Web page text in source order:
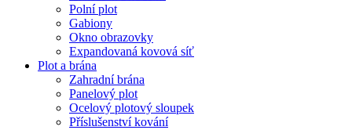
Polní plot
Gabiony
Okno obrazovky
Expandovaná kovová síť
Plot a brána
Zahradní brána
Panelový plot
Ocelový plotový sloupek
Příslušenství kování